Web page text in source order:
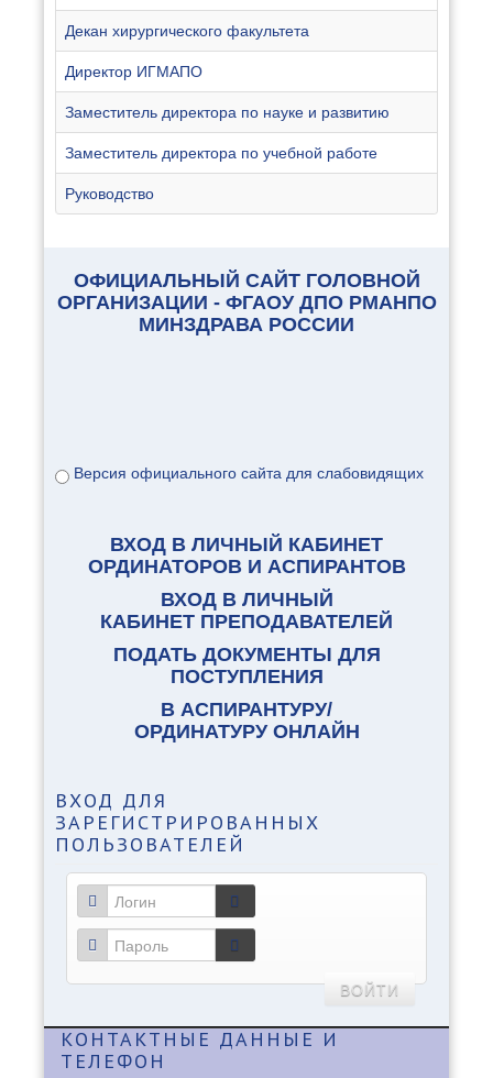
Декан хирургического факультета
Директор ИГМАПО
Заместитель директора по науке и развитию
Заместитель директора по учебной работе
Руководство
ОФИЦИАЛЬНЫЙ САЙТ ГОЛОВНОЙ
ОРГАНИЗАЦИИ - ФГАОУ ДПО РМАНПО
МИНЗДРАВА РОССИИ
Версия официального сайта для слабовидящих
ВХОД В ЛИЧНЫЙ КАБИНЕТ
ОРДИНАТОРОВ И АСПИРАНТОВ
ВХОД В ЛИЧНЫЙ
КАБИНЕТ ПРЕПОДАВАТЕЛЕЙ
ПОДАТЬ ДОКУМЕНТЫ ДЛЯ
ПОСТУПЛЕНИЯ
В АСПИРАНТУРУ/
ОРДИНАТУРУ ОНЛАЙН
ВХОД ДЛЯ
ЗАРЕГИСТРИРОВАННЫХ
ПОЛЬЗОВАТЕЛЕЙ
ВОЙТИ
КОНТАКТНЫЕ ДАННЫЕ И
ТЕЛЕФОН